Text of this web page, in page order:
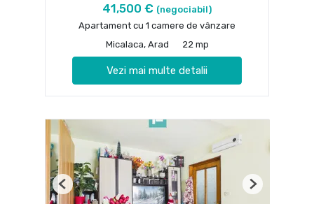
41,500 € (negociabil)
Apartament cu 1 camere de vânzare
Micalaca, Arad
22 mp
Vezi mai multe detalii
Previous Next